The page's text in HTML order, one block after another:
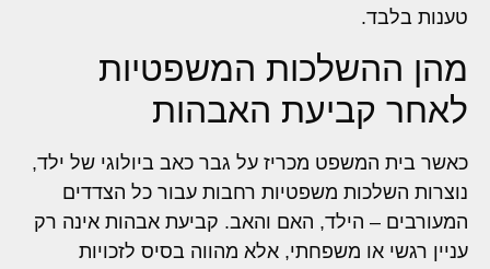
טענות בלבד.
מהן ההשלכות המשפטיות
לאחר קביעת האבהות
כאשר בית המשפט מכריז על גבר כאב ביולוגי של ילד,
נוצרות השלכות משפטיות רחבות עבור כל הצדדים
המעורבים – הילד, האם והאב. קביעת אבהות אינה רק
עניין רגשי או משפחתי, אלא מהווה בסיס לזכויות